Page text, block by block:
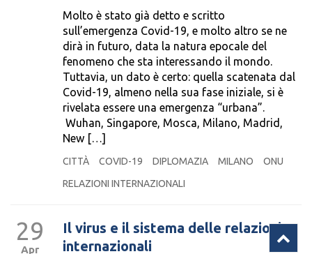
Molto è stato già detto e scritto
sull’emergenza Covid-19, e molto altro se ne
dirà in futuro, data la natura epocale del
fenomeno che sta interessando il mondo.
Tuttavia, un dato è certo: quella scatenata dal
Covid-19, almeno nella sua fase iniziale, si è
rivelata essere una emergenza “urbana”.
Wuhan, Singapore, Mosca, Milano, Madrid,
New […]
CITTÀ COVID-19 DIPLOMAZIA MILANO
ONU
RELAZIONI INTERNAZIONALI
29
Apr
Il virus e il sistema delle relazioni
internazionali